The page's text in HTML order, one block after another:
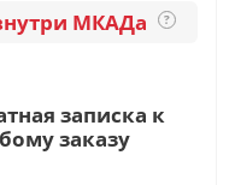
МКАДа ?
записка к
заказу